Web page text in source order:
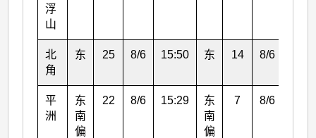
浮
山
北
角
东 25 8/6 15:50 东 14 8/6
平
洲
东
南
偏
22 8/6 15:29
东
南
偏
7 8/6